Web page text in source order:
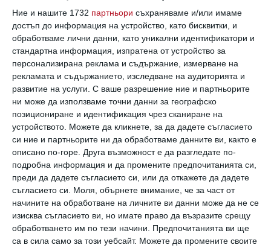
Ние и нашите 1732 партньори съхраняваме и/или имаме
достъп до информация на устройство, като бисквитки, и
обработваме лични данни, като уникални идентификатори и
стандартна информация, изпратена от устройство за
персонализирана реклама и съдържание, измерване на
рекламата и съдържанието, изследване на аудиторията и
развитие на услуги. С ваше разрешение ние и партньорите
ни може да използваме точни данни за географско
позициониране и идентификация чрез сканиране на
устройството. Можете да кликнете, за да дадете съгласието
си ние и партньорите ни да обработваме данните ви, както е
описано по-горе. Друга възможност е да разгледате по-
подробна информация и да промените предпочитанията си,
преди да дадете съгласието си, или да откажете да дадете
съгласието си.
Моля, обърнете внимание, че за част от
начините на обработване на личните ви данни може да не се
изисква съгласието ви, но имате право да възразите срещу
обработването им по тези начини. Предпочитанията ви ще
са в сила само за този уебсайт. Можете да промените своите
Най нови
Свободно време
Готвим заедно и вкусно: Галет с
домати и сирена
07 август 2026 г.
Новини
Джесика Бийл с трогателна майчинска
изповед за двамата си сина
07 август 2026 г.
Здраве
Без пигментни петна през
бременността
07 август 2026 г.